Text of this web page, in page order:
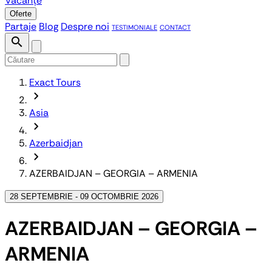
Oferte
Partaje Blog Despre noi TESTIMONIALE CONTACT
search
Exact Tours
chevron_forward
Asia
chevron_forward
Azerbaidjan
chevron_forward
AZERBAIDJAN – GEORGIA – ARMENIA
28 SEPTEMBRIE - 09 OCTOMBRIE 2026
AZERBAIDJAN – GEORGIA –
ARMENIA